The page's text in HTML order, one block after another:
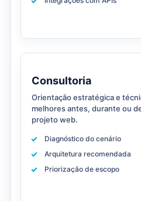
Consultoria
Orientação estratégica e
melhores antes, durante ou
projeto web.
Diagnóstico do cenário
Arquitetura recomendada
Priorização de escopo